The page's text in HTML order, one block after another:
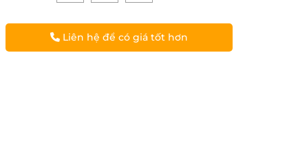
Liên hệ để có giá tốt hơn